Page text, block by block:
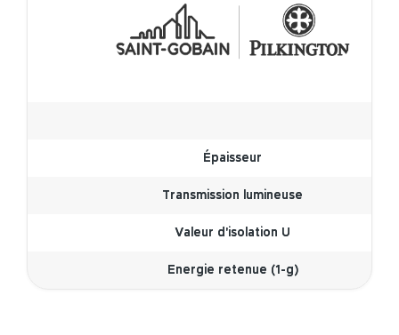
Épaisseur
Transmission lumineuse
Valeur d'isolation U
Energie retenue (1-g)